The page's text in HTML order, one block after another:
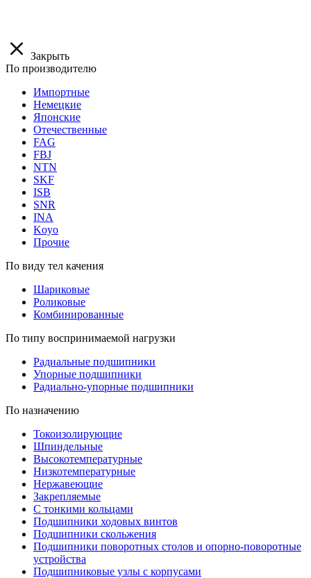
Закрыть
По производителю
Импортные
Немецкие
Японские
Отечественные
FAG
FBJ
NTN
SKF
ISB
SNR
INA
Koyo
Прочие
По виду тел качения
Шариковые
Роликовые
Комбинированные
По типу воспринимаемой нагрузки
Радиальные подшипники
Упорные подшипники
Радиально-упорные подшипники
По назначению
Токоизолирующие
Шпиндельные
Высокотемпературные
Низкотемпературные
Нержавеющие
Закрепляемые
С тонкими кольцами
Подшипники ходовых винтов
Подшипники скольжения
Подшипники поворотных столов и опорно-поворотные
устройства
Подшипниковые узлы с корпусами